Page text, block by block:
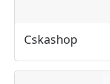
Cskashop